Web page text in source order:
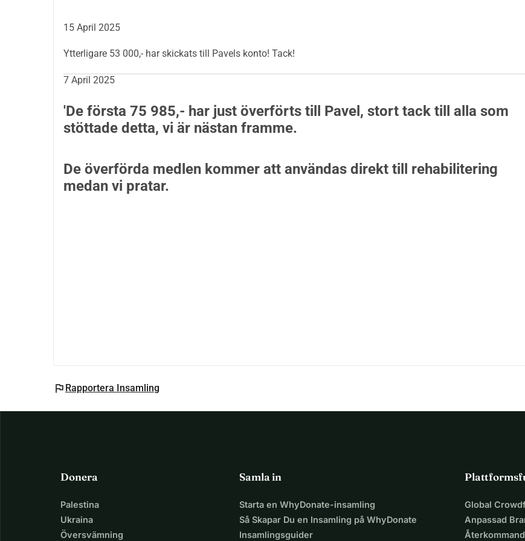
15 April 2025
Ytterligare 53 000,- har skickats till Pavels konto! Tack!
7 April 2025
'De första 75 985,- har just överförts till Pavel, stort tack till alla som
stöttade detta, vi är nästan framme.
De överförda medlen kommer att användas direkt till rehabilitering
medan vi pratar.
flag Rapportera Insamling
Donera
Palestina
Ukraina
Översvämning
Samla in
Starta en WhyDonate-insamling
Så Skapar Du en Insamling på WhyDonate
Insamlingsguider
Global
Anpassad